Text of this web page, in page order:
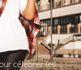
célébrer les